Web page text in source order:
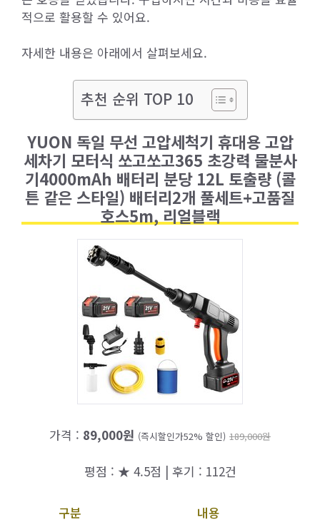
적으로 활용할 수 있어요.
자세한 내용은 아래에서 살펴보세요.
추천 순위 TOP 10
YUON 독일 무선 고압세척기 휴대용 고압
세차기 모터식 쏘고쏘고365 초강력 물분사
기4000mAh 배터리 분당 12L 토출량 (콜
튼 같은 스타일) 배터리2개 풀세트+고품질
호스5m, 리얼블랙
가격 : 89,000원 (즉시할인가52% 할인) 189,000원
평점 : ★ 4.5점 | 후기 : 112건
구분
내용